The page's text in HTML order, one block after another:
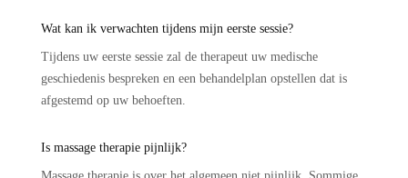
Wat kan ik verwachten tijdens mijn eerste sessie?
Tijdens uw eerste sessie zal de therapeut uw medische
geschiedenis bespreken en een behandelplan opstellen dat is
afgestemd op uw behoeften.
Is massage therapie pijnlijk?